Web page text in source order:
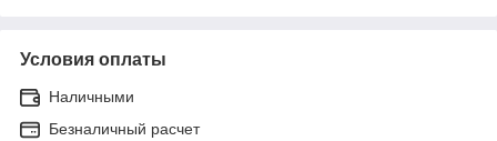
Условия оплаты
Наличными
Безналичный расчет